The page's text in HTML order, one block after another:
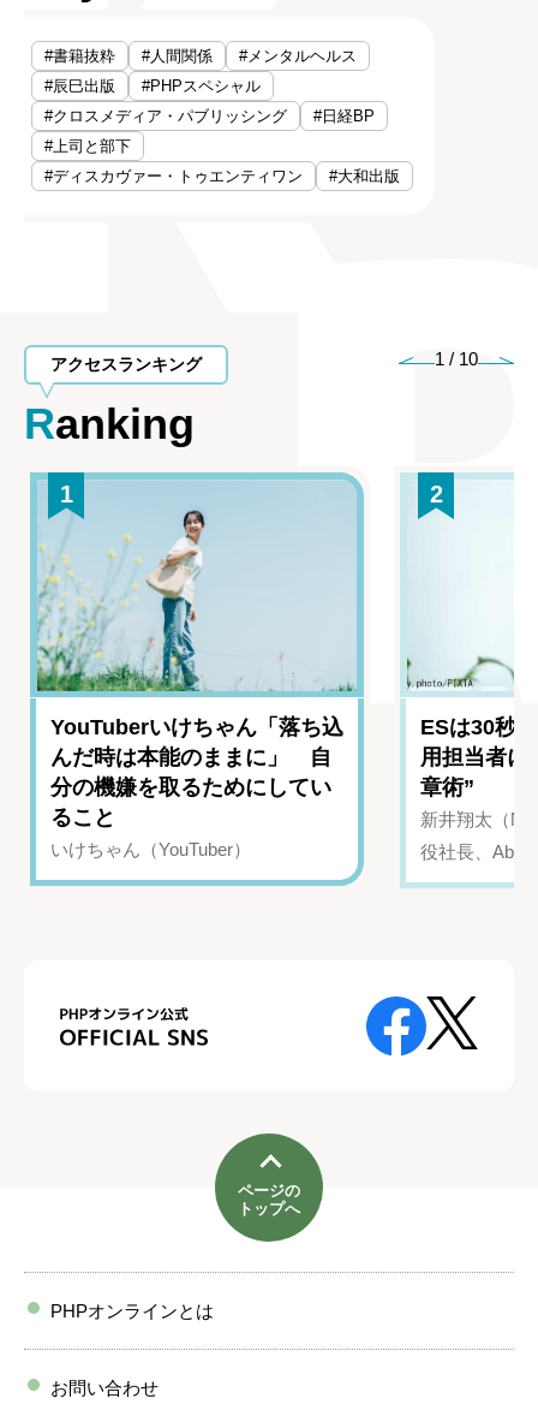
#書籍抜粋 #人間関係
#メンタルヘルス
#辰巳出版
#PHPスペシャル
#クロスメディア・パブリッシング
#日経BP
#上司と部下
#ディスカヴァー・トゥエンティワン
#大和出版
アクセスランキング
Ranking
1 / 10
1
YouTuberいけちゃん「落ち込
んだ時は本能のままに」 自
分の機嫌を取るためにしてい
ること
いけちゃん（YouTuber）
2
ESは30秒
用担当者に
章術”
新井翔太（
役社長、
ページの
トップへ
PHPオンラインとは
お問い合わせ